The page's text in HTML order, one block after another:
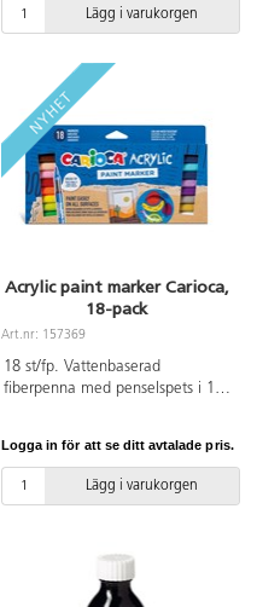
Lägg i varukorgen
Acrylic paint marker Carioca,
18-pack
Art.nr: 157369
18 st/fp. Vattenbaserad
fiberpenna med penselspets i 18
metall, glas, sten och lera.
Fungerar både på mörkt och ljust
underlag. Färgen torkar snabbt
Logga in för att se ditt avtalade pris.
Lägg i varukorgen